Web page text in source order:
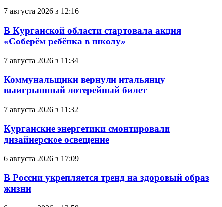
7 августа 2026 в 12:16
В Курганской области стартовала акция
«Соберём ребёнка в школу»
7 августа 2026 в 11:34
Коммунальщики вернули итальянцу
выигрышный лотерейный билет
7 августа 2026 в 11:32
Курганские энергетики смонтировали
дизайнерское освещение
6 августа 2026 в 17:09
В России укрепляется тренд на здоровый образ
жизни